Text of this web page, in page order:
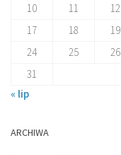
10
11 12
17
18 19
24
25 26
31
« lip
ARCHIWA